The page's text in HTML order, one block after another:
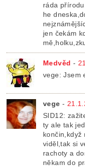
ráda
he
jen čekám
Medvěd -
vege: Jsem
vege -
SID12:
ty ale tak
končin,když
viděl,tak si
rachoty a
někam do